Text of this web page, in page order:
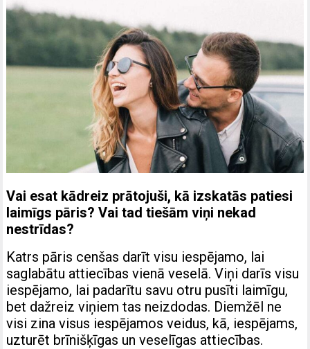
Vai esat kādreiz prātojuši, kā izskatās patiesi
laimīgs pāris? Vai tad tiešām viņi nekad
nestrīdas?
Katrs pāris cenšas darīt visu iespējamo, lai
saglabātu attiecības vienā veselā. Viņi darīs visu
iespējamo, lai padarītu savu otru pusīti laimīgu,
bet dažreiz viņiem tas neizdodas. Diemžēl ne
visi zina visus iespējamos veidus, kā, iespējams,
uzturēt brīnišķīgas un veselīgas attiecības.